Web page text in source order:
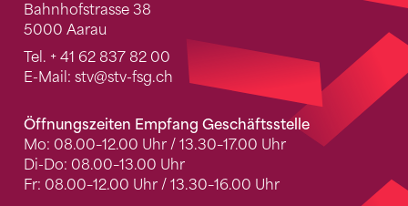
Bahnhofstrasse 38
5000 Aarau
Tel. + 41 62 837 82 00
E-Mail: stv@stv-fsg.ch
Öffnungszeiten Empfang Geschäftsstelle
Mo: 08.00–12.00 Uhr / 13.30–17.00 Uhr
Di-Do: 08.00–13.00 Uhr
Fr: 08.00–12.00 Uhr / 13.30–16.00 Uhr